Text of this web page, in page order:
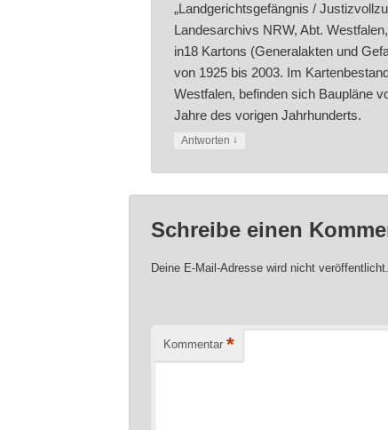
„Landgerichtsgefängnis /
Landesarchivs NRW, Abt.
in18 Kartons (Generalakten und
von 1925 bis 2003. Im
Westfalen, befinden sich Baupläne
Jahre des vorigen Jahrhunderts.
Antworten ↓
Schreibe einen
Deine E-Mail-Adresse wird nicht veröffentlicht.
Kommentar *